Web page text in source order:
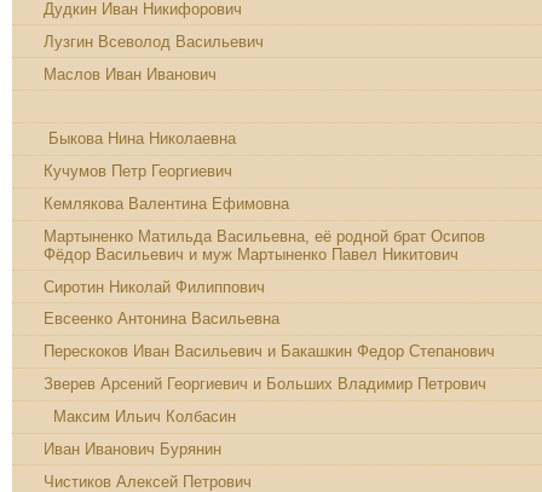
Дудкин Иван Никифорович
Лузгин Всеволод Васильевич
Маслов Иван Иванович
Быкова Нина Николаевна
Кучумов Петр Георгиевич
Кемлякова Валентина Ефимовна
Мартыненко Матильда Васильевна, её родной брат Осипов
Фёдор Васильевич и муж Мартыненко Павел Никитович
Сиротин Николай Филиппович
Евсеенко Антонина Васильевна
Перескоков Иван Васильевич и Бакашкин Федор Степанович
Зверев Арсений Георгиевич и Больших Владимир Петрович
Максим Ильич Колбасин
Иван Иванович Бурянин
Чистиков Алексей Петрович